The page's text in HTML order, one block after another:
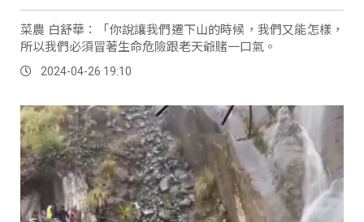
菜農 白舒華：「你說讓我們遷下山的時候，我們又能怎樣，
所以我們必須冒著生命危險跟老天爺賭一口氣。
2024-04-26 19:10